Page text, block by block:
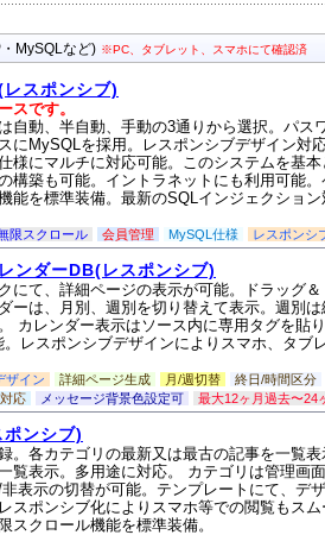
MySQLなど) ※PC、タブレット、スマホにて確認済
スポンシブ)
スです。
自動、半自動、手動の3通りから選択。パス
にMySQLを採用。レスポンシブデザイン対
様にマルチに対応可能。このシステムを基本
構築も可能。イントラネットにも利用可能。
能を標準装備。最新のSQLインジェクション
限スクロール 会員管理 MySQL仕様 レスポンシ
ンダーDB(レスポンシブ)
にて、詳細ページの表示が可能。ドラッグ
ーは、月別、週別を切り替えて表示。週別
カレンダー表示はソース内に専用タグを貼
レスポンシブデザインによりスマホ、タブ
ザイン 詳細ページ生成 月/週切替 終日/時間区分
応 メッセージ背景色設定可 最大12ヶ月過去〜24
ンシブ)
。各カテゴリの最新又は最古の記事を一覧
覧表示。多用途に対応。 カテゴリは管理画
表示の切替が可能。テンプレートにて、デ
スポンシブ化によりスマホ等での閲覧もス
スクロール機能を標準装備。